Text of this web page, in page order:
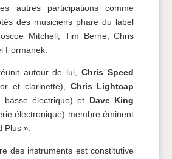
autres participations comme
des musiciens phare du label
Mitchell, Tim Berne, Chris
Formanek.
autour de lui,Chris Speed
et clarinette), Chris Lightcap
basse électrique) et Dave King
électronique) membre éminent
Plus ».
des instruments est constitutive